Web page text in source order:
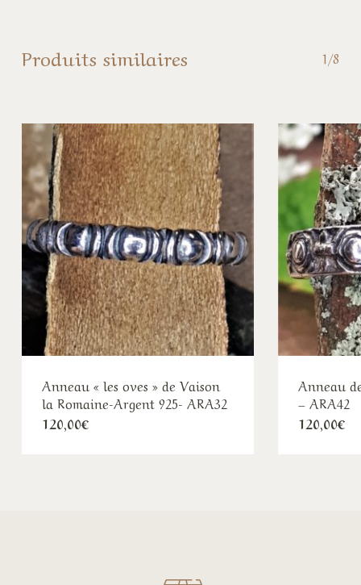
Produits similaires 1/8
Anneau « les oves » de Vaison
la Romaine-Argent 925- ARA32
120,00€
Anneau
– ARA42
120,00€